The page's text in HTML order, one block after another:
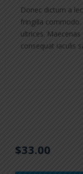
Donec dictum a
fringilla commodo.
ultrices.
consequat iaculis
$33.00